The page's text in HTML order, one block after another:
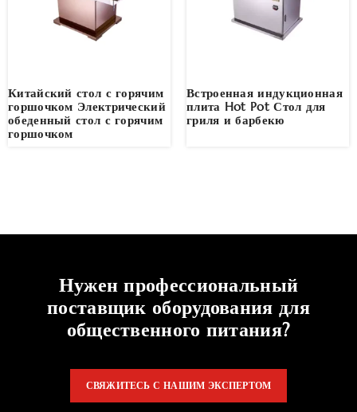
Китайский стол с горячим
горшочком Электрический
обеденный стол с горячим
горшочком
Встроенная индукционная
плита Hot Pot Стол для
гриля и барбекю
Нужен профессиональный
поставщик оборудования для
общественного питания?
СВЯЖИТЕСЬ С НАШИМ ЭКСПЕРТОМ